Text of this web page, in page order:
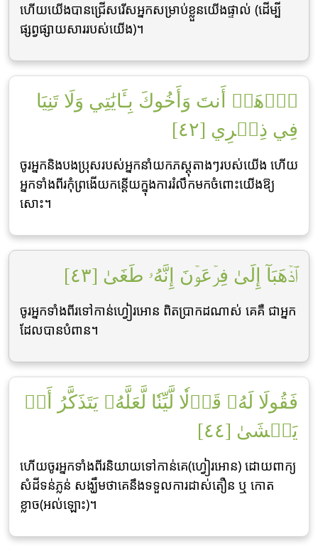
ហើយយើងបានជ្រើសរើសអ្នកសម្រាប់ខ្លួនយើងផ្ទាល់ (ដើម្បី
ផ្សព្វផ្សាយសាររបស់យើង)។
ٱذۡهَبۡ أَنتَ وَأَخُوكَ بِـَٔايَٰتِي وَلَا تَنِيَا
فِي ذِكۡرِي [٤٢]
ចូរអ្នកនិងបងប្រុសរបស់អ្នកនាំយកភស្ដុតាងៗរបស់យើង ហើយ
អ្នកទាំងពីរកុំព្រងើយកន្ដើយក្នុងការរំលឹកមកចំពោះយើងឱ្យ
សោះ។
ٱذۡهَبَآ إِلَىٰ فِرۡعَوۡنَ إِنَّهُۥ طَغَىٰ [٤٣]
ចូរអ្នកទាំងពីរទៅកាន់ហ្វៀរអោន ពិតប្រាកដណាស់ គេគឺ ជាអ្នក
ដែលបានបំពាន។
فَقُولَا لَهُۥ قَوۡلٗا لَّيِّنٗا لَّعَلَّهُۥ يَتَذَكَّرُ أَوۡ
يَخۡشَىٰ [٤٤]
ហើយចូរអ្នកទាំងពីរនិយាយទៅកាន់គេ(ហ្វៀរអោន) ដោយពាក្យ
សំដីទន់ភ្លន់ សង្ឃឹមថាគេនឹងទទួលការដាស់តឿន ឬ កោត
ខ្លាច(អល់ឡោះ)។